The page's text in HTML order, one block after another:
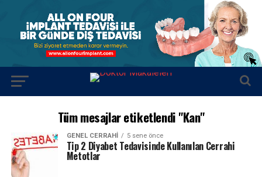
Tüm mesajlar etiketlendi "Kan"
GENEL CERRAHI 5 sene önce
Tip 2 Diyabet Tedavisinde Kullanılan Cerrahi
Metotlar